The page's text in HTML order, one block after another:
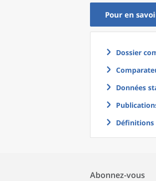
Pour en
Dossier
Données
Définitions
Abonnez-vous